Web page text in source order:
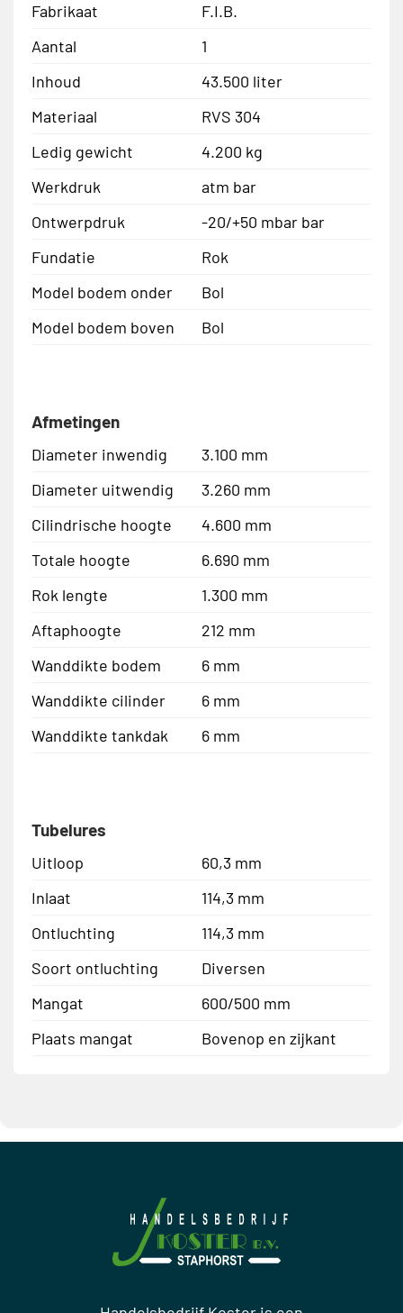
Fabrikaat
F.I.B.
Aantal
1
Inhoud
43.500 liter
Materiaal
RVS 304
Ledig gewicht
4.200 kg
Werkdruk
atm bar
Ontwerpdruk
-20/+50 mbar bar
Fundatie
Rok
Model bodem onder
Bol
Model bodem boven
Bol
Afmetingen
Diameter inwendig
3.100 mm
Diameter uitwendig
3.260 mm
Cilindrische hoogte
4.600 mm
Totale hoogte
6.690 mm
Rok lengte
1.300 mm
Aftaphoogte
212 mm
Wanddikte bodem
6 mm
Wanddikte cilinder
6 mm
Wanddikte tankdak
6 mm
Tubelures
Uitloop
60,3 mm
Inlaat
114,3 mm
Ontluchting
114,3 mm
Soort ontluchting
Diversen
Mangat
600/500 mm
Plaats mangat
Bovenop en zijkant